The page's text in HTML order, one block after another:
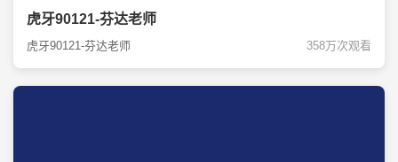
虎牙90121-芬达老师
虎牙90121-芬达老师 358万次观看